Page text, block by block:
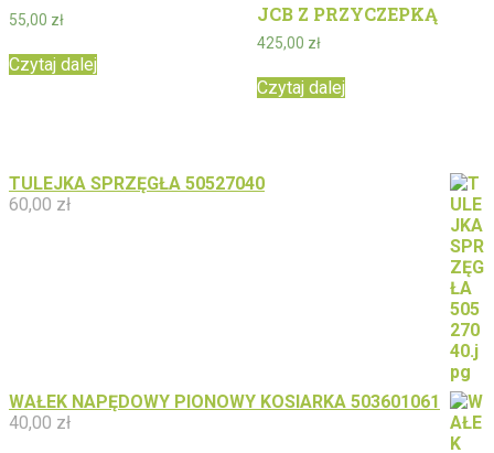
55,00 zł
Czytaj dalej
JCB Z PRZYCZEPKĄ
425,00 zł
Czytaj dalej
TULEJKA SPRZĘGŁA 50527040
60,00 zł
WAŁEK NAPĘDOWY PIONOWY KOSIARKA 503601061
40,00 zł